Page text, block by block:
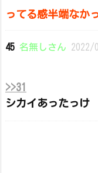
ってる感半端なか
45 名無しさん 2022/
>>31
シカイあったっけ